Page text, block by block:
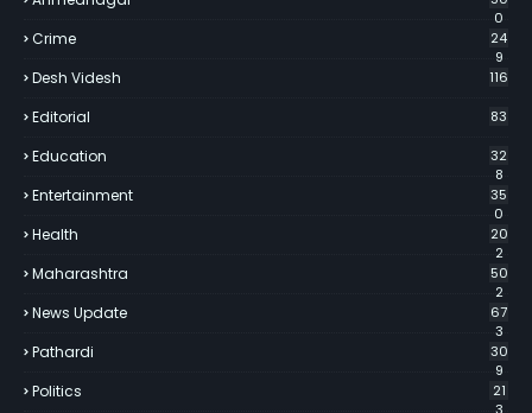
0
Crime
24
9
Desh Videsh 116
Editorial 83
Education
32
8
Entertainment
35
0
Health
20
2
Maharashtra
50
2
News Update
67
3
Pathardi
30
9
Politics
21